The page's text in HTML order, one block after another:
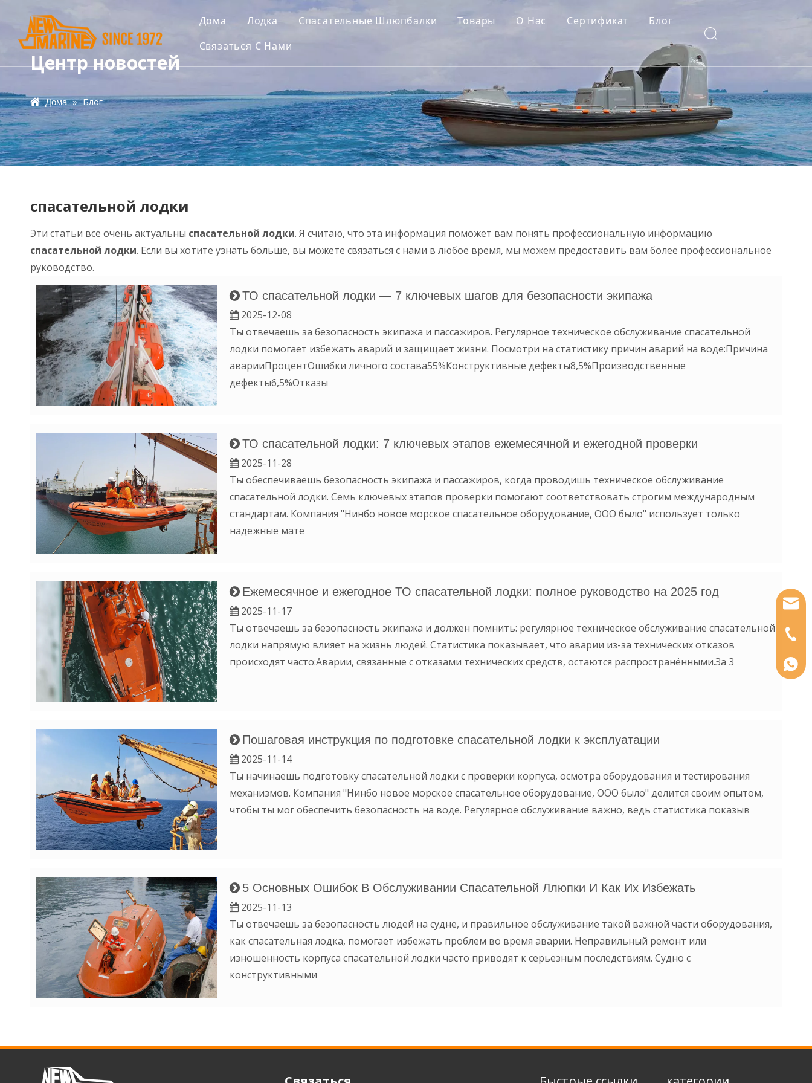
Дома Лодка Спасательные Шлюпбалки Товары О Нас Сертификат
Блог
Связаться С Нами
Центр новостей
Дома » Блог
спасательной лодки
Эти статьи все очень актуальны спасательной лодки. Я считаю, что эта информация поможет вам понять профессиональную информацию
спасательной лодки. Если вы хотите узнать больше, вы можете связаться с нами в любое время, мы можем предоставить вам более профессиональное
руководство.
ТО спасательной лодки — 7 ключевых шагов для безопасности экипажа
2025-12-08
Ты отвечаешь за безопасность экипажа и пассажиров. Регулярное техническое обслуживание спасательной
лодки помогает избежать аварий и защищает жизни. Посмотри на статистику причин аварий на воде:Причина
аварииПроцентОшибки личного состава55%Конструктивные дефекты8,5%Производственные
дефекты6,5%Отказы
ТО спасательной лодки: 7 ключевых этапов ежемесячной и ежегодной проверки
2025-11-28
Ты обеспечиваешь безопасность экипажа и пассажиров, когда проводишь техническое обслуживание
спасательной лодки. Семь ключевых этапов проверки помогают соответствовать строгим международным
стандартам. Компания "Нинбо новое морское спасательное оборудование, ООО было" использует только
надежные мате
Ежемесячное и ежегодное ТО спасательной лодки: полное руководство на 2025 год
2025-11-17
Ты отвечаешь за безопасность экипажа и должен помнить: регулярное техническое обслуживание спасательной
лодки напрямую влияет на жизнь людей. Статистика показывает, что аварии из-за технических отказов
происходят часто:Аварии, связанные с отказами технических средств, остаются распространёнными.За 3
Пошаговая инструкция по подготовке спасательной лодки к эксплуатации
2025-11-14
Ты начинаешь подготовку спасательной лодки с проверки корпуса, осмотра оборудования и тестирования
механизмов. Компания "Нинбо новое морское спасательное оборудование, ООО было" делится своим опытом,
чтобы ты мог обеспечить безопасность на воде. Регулярное обслуживание важно, ведь статистика показыв
5 Основных Ошибок В Обслуживании Спасательной Ллюпки И Как Их Избежать
2025-11-13
Ты отвечаешь за безопасность людей на судне, и правильное обслуживание такой важной части оборудования,
как спасательная лодка, помогает избежать проблем во время аварии. Неправильный ремонт или
изношенность корпуса спасательной лодки часто приводят к серьезным последствиям. Судно с
конструктивными
86
+86